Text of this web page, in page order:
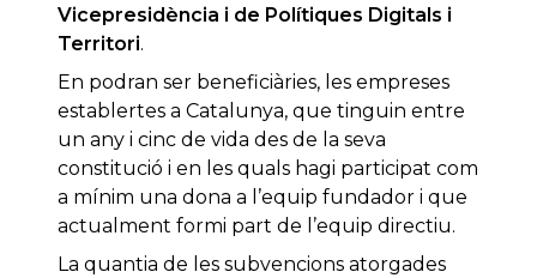
Vicepresidència i de Polítiques Digitals i
Territori.
En podran ser beneficiàries, les empreses
establertes a Catalunya, que tinguin entre
un any i cinc de vida des de la seva
constitució i en les quals hagi participat com
a mínim una dona a l’equip fundador i que
actualment formi part de l’equip directiu.
La quantia de les subvencions atorgades